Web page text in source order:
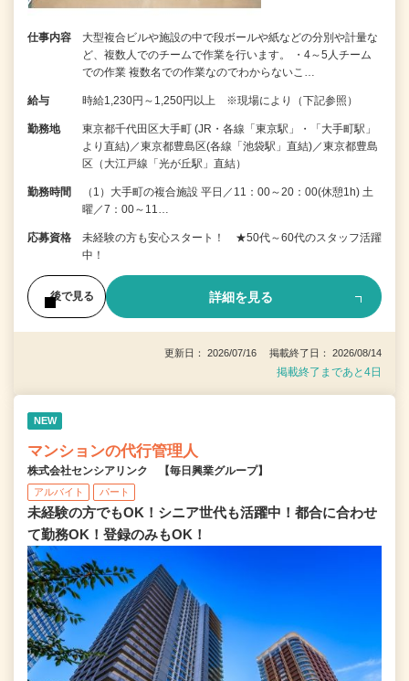
仕事内容
大型複合ビルや施設の中で段ボールや紙などの分別や計量な
ど、複数人でのチームで作業を行います。 ・4～5人チーム
での作業 複数名での作業なのでわからないこ…
給与 時給1,230円～1,250円以上 ※現場により（下記参照）
勤務地
東京都千代田区大手町 (JR・各線「東京駅」・「大手町駅」
より直結)／東京都豊島区(各線「池袋駅」直結)／東京都豊島
区（大江戸線「光が丘駅」直結）
勤務時間
（1）大手町の複合施設 平日／11：00～20：00(休憩1h) 土
曜／7：00～11…
応募資格
未経験の方も安心スタート！ ★50代～60代のスタッフ活躍
中！
後で見る 詳細を見る
更新日： 2026/07/16 掲載終了日： 2026/08/14
掲載終了まであと4日
NEW
マンションの代行管理人
株式会社センシアリンク 【毎日興業グループ】
アルバイト パート
未経験の方でもOK！シニア世代も活躍中！都合に合わせ
て勤務OK！登録のみもOK！